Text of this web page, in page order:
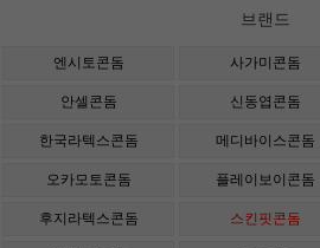
브랜드
엔시토콘돔 사가미콘돔
안셀콘돔 신동엽콘돔
한국라텍스콘돔 메디바이스콘돔
오카모토콘돔 플레이보이콘돔
후지라텍스콘돔 스킨핏콘돔